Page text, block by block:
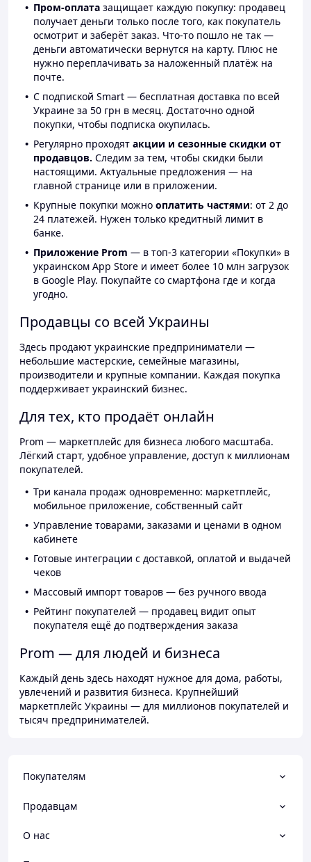
Пром-оплата защищает каждую покупку: продавец
получает деньги только после того, как покупатель
осмотрит и заберёт заказ. Что-то пошло не так —
деньги автоматически вернутся на карту. Плюс не
нужно переплачивать за наложенный платёж на
почте.
С подпиской Smart — бесплатная доставка по всей
Украине за 50 грн в месяц. Достаточно одной
покупки, чтобы подписка окупилась.
Регулярно проходят акции и сезонные скидки от
продавцов. Следим за тем, чтобы скидки были
настоящими. Актуальные предложения — на
главной странице или в приложении.
Крупные покупки можно оплатить частями: от 2 до
24 платежей. Нужен только кредитный лимит в
банке.
Приложение Prom — в топ-3 категории «Покупки» в
украинском App Store и имеет более 10 млн загрузок
в Google Play. Покупайте со смартфона где и когда
угодно.
Продавцы со всей Украины
Здесь продают украинские предприниматели —
небольшие мастерские, семейные магазины,
производители и крупные компании. Каждая покупка
поддерживает украинский бизнес.
Для тех, кто продаёт онлайн
Prom — маркетплейс для бизнеса любого масштаба.
Лёгкий старт, удобное управление, доступ к миллионам
покупателей.
Три канала продаж одновременно: маркетплейс,
мобильное приложение, собственный сайт
Управление товарами, заказами и ценами в одном
кабинете
Готовые интеграции с доставкой, оплатой и выдачей
чеков
Массовый импорт товаров — без ручного ввода
Рейтинг покупателей — продавец видит опыт
покупателя ещё до подтверждения заказа
Prom — для людей и бизнеса
Каждый день здесь находят нужное для дома, работы,
увлечений и развития бизнеса. Крупнейший
маркетплейс Украины — для миллионов покупателей и
тысяч предпринимателей.
Покупателям
Продавцам
О нас